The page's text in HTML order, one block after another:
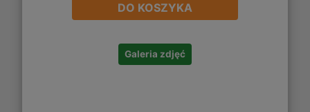
DO KOSZYKA
Galeria zdjęć